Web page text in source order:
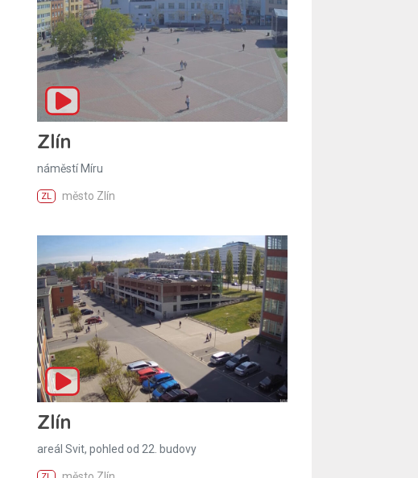
Zlín
náměstí Míru
ZL město Zlín
Zlín
areál Svit, pohled od 22. budovy